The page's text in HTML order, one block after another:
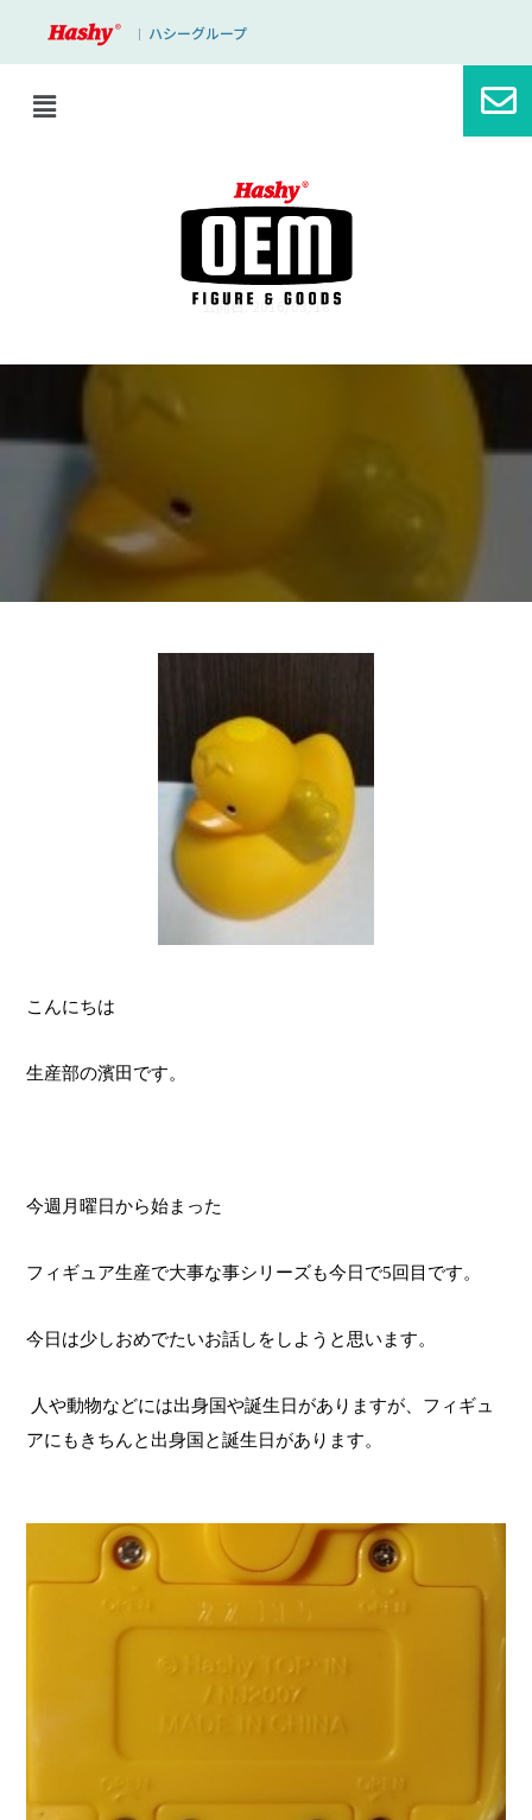
｜ ハシーグループ
ブログ
フィギュア生産で大事なこと ”その5”
公開日: 2016/03/18
こんにちは
生産部の濱田です。
今週月曜日から始まった
フィギュア生産で大事な事シリーズも今日で5回目です。
今日は少しおめでたいお話しをしようと思います。
人や動物などには出身国や誕生日がありますが、フィギュ
アにもきちんと出身国と誕生日があります。